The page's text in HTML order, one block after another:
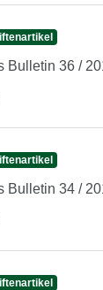
Bulletin 36 /
Bulletin 34 /